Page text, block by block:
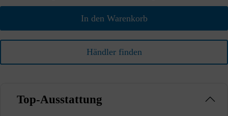
In den Warenkorb
Händler finden
Top-Ausstattung